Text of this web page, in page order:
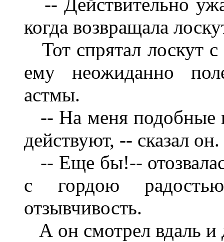
когда возвращала
Тот спрятал лоскут
ему неожиданно
астмы.
-- На меня подобные
действуют, -- сказал он.
-- Еще бы!--
с гордою
отзывчивость.
А он смотрел вдаль и